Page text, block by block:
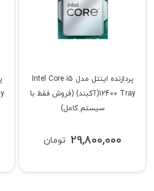
پردازنده اینتل مدل Intel Core i5
12400 Tray(آکبند) (فروش فقط با
سیستم کامل)
تومان 29,800,000